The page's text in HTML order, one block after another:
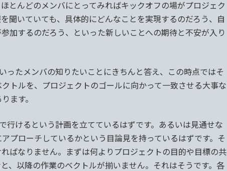
とんどのメンバにとってみればキックオフの場がプロジェク
聞いていても、具体的にどんなことを実現するのだろう、自
加するのだろう、といった新しいことへの期待と不安が入り
たメンバの知りたいことにきちんと答え、この時点ではそ
トルを、プロジェクトのゴールに向かって一致させる大事な
ます。
けるという計画を立てているはずです。あるいは見通せな
プローチしているかという目論見を持っているはずです。そ
ばなりません。まずは何よりプロジェクトの目的や目標の共
、以降の作業のベクトルが揃いません。それはそうです。各